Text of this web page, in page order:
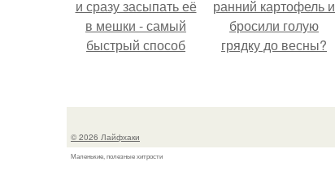
и сразу засыпать её
в мешки - самый
быстрый способ
порезы и больные
ранний картофель и
бросили голую
грядку до весны?
© 2026 Лайфхаки
Маленькие, полезные хитрости